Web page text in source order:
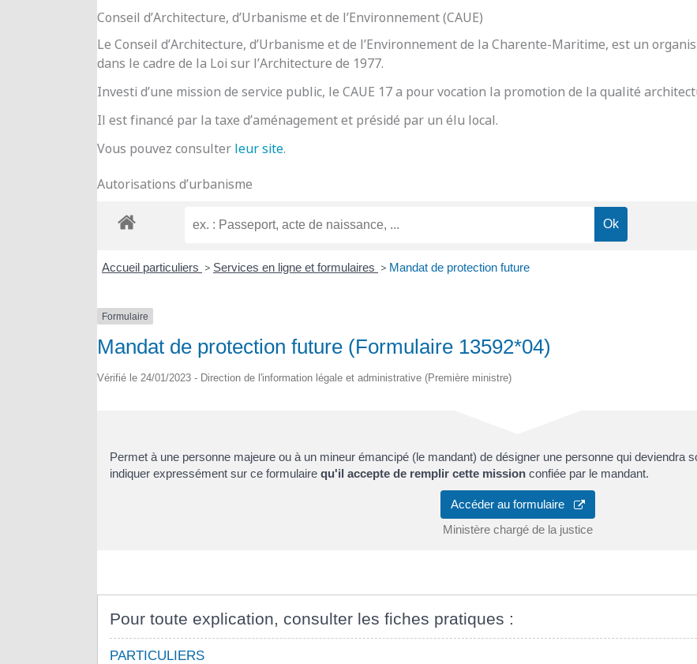
Conseil d’Architecture, d’Urbanisme et de l’Environnement (CAUE)
Le Conseil d’Architecture, d’Urbanisme et de l’Environnement de la Charente-Maritime, est un
dans le cadre de la Loi sur l’Architecture de 1977.
Investi d’une mission de service public, le CAUE 17 a pour vocation la promotion de la qualité
Il est financé par la taxe d’aménagement et présidé par un élu local.
Vous pouvez consulter leur site.
Autorisations d’urbanisme
Accueil particuliers > Services en ligne et formulaires > Mandat de protection future
Formulaire
Mandat de protection future (Formulaire 13592*04)
Vérifié le 24/01/2023 - Direction de l'information légale et administrative (Première ministre)
Permet à une personne majeure ou à un mineur émancipé (le mandant) de désigner une personne qui deviendra
indiquer expressément sur ce formulairequ'il accepte de remplir cette missionconfiée par le mandant.
Accéder au formulaire
Ministère chargé de la justice
Pour toute explication, consulter les fiches pratiques :
PARTICULIERS